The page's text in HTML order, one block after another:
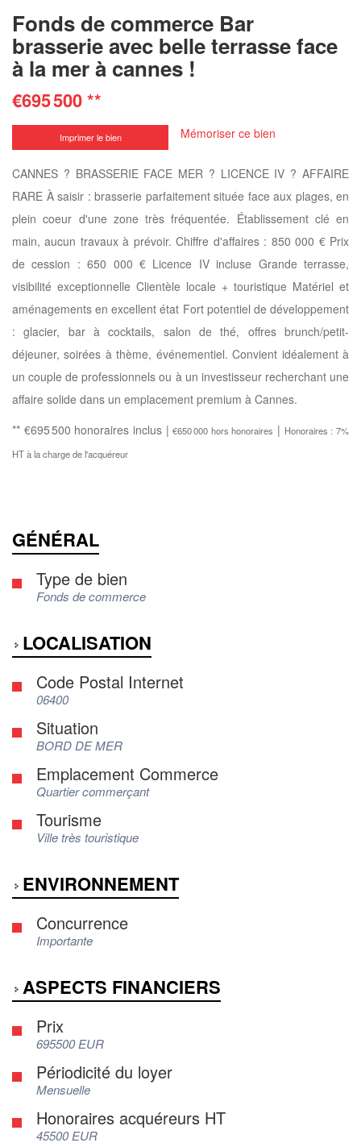
Fonds de commerce Bar
brasserie avec belle terrasse face
à la mer à cannes !
€695 500**
Imprimer le bien Mémoriser ce bien
CANNES ? BRASSERIE FACE MER ? LICENCE IV ? AFFAIRE
RARE À saisir : brasserie parfaitement située face aux plages, en
plein coeur d'une zone très fréquentée. Établissement clé en
main, aucun travaux à prévoir. Chiffre d'affaires : 850 000 € Prix
de cession : 650 000 € Licence IV incluse Grande terrasse,
visibilité exceptionnelle Clientèle locale + touristique Matériel et
aménagements en excellent état Fort potentiel de développement
: glacier, bar à cocktails, salon de thé, offres brunch/petit-
déjeuner, soirées à thème, événementiel. Convient idéalement à
un couple de professionnels ou à un investisseur recherchant une
affaire solide dans un emplacement premium à Cannes.
** €695 500 honoraires inclus |€650 000 hors honoraires | Honoraires : 7%
HT à la charge de l'acquéreur
GÉNÉRAL
Type de bien
Fonds de commerce
LOCALISATION
Code Postal Internet
06400
Situation
BORD DE MER
Emplacement Commerce
Quartier commerçant
Tourisme
Ville très touristique
ENVIRONNEMENT
Concurrence
Importante
ASPECTS FINANCIERS
Prix
695500 EUR
Périodicité du loyer
Mensuelle
Honoraires acquéreurs HT
45500 EUR